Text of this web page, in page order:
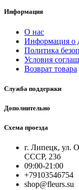
Информация
О нас
Информация о
Политика
Условия
Возврат товара
Служба поддержки
Дополнительно
Схема проезда
г. Липецк, ул.
СССР, 23б
09:00-21:00
+79103546754
shop@fleurs.su